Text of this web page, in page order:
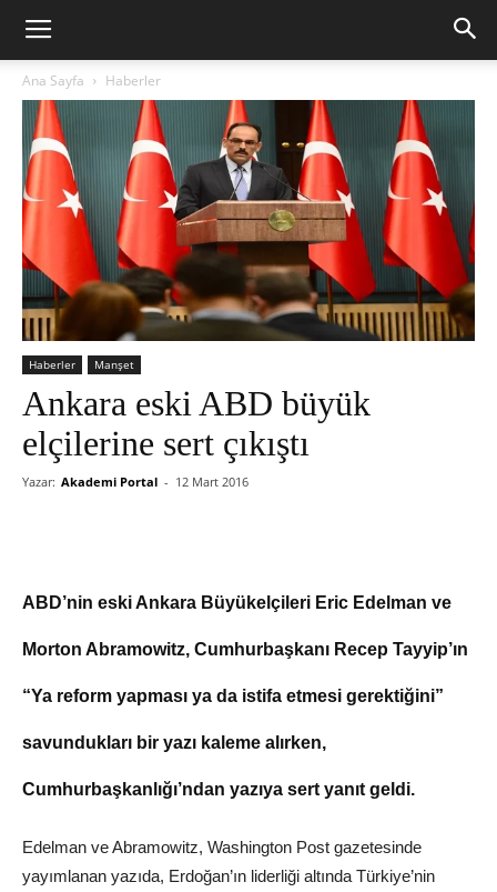
Ana Sayfa Haberler
Haberler Manşet
Ankara eski ABD büyük
elçilerine sert çıkıştı
Yazar: Akademi Portal - 12 Mart 2016
ABD’nin eski Ankara Büyükelçileri Eric Edelman ve
Morton Abramowitz, Cumhurbaşkanı Recep Tayyip’ın
“Ya reform yapması ya da istifa etmesi gerektiğini”
savundukları bir yazı kaleme alırken,
Cumhurbaşkanlığı’ndan yazıya sert yanıt geldi.
Edelman ve Abramowitz, Washington Post gazetesinde
yayımlanan yazıda, Erdoğan’ın liderliği altında Türkiye’nin